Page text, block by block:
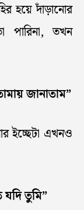
হয়ে দাঁড়ানোর
পারিনা, তখন
জানাতাম”
ইচ্ছেটা এখনও
তুমি”